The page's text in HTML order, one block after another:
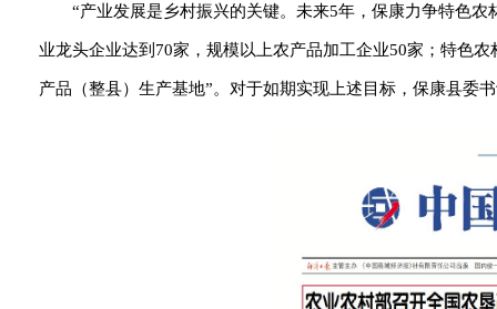
“产业发展是乡村振兴的关键。未来5年，保康力争特色
业龙头企业达到70家，规模以上农产品加工企业50家；特色
产品（整县）生产基地”。对于如期实现上述目标，保康县委